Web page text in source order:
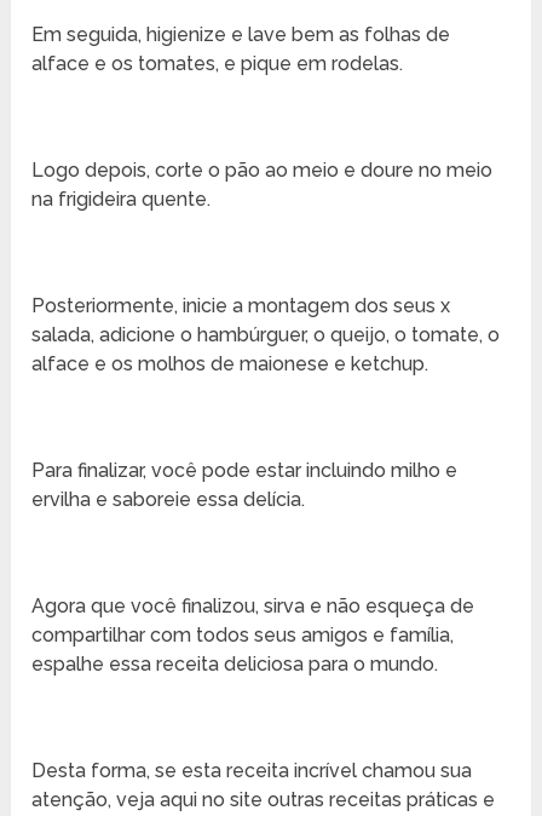
Em seguida, higienize e lave bem as folhas de
alface e os tomates, e pique em rodelas.
Logo depois, corte o pão ao meio e doure no meio
na frigideira quente.
Posteriormente, inicie a montagem dos seus x
salada, adicione o hambúrguer, o queijo, o tomate, o
alface e os molhos de maionese e ketchup.
Para finalizar, você pode estar incluindo milho e
ervilha e saboreie essa delícia.
Agora que você finalizou, sirva e não esqueça de
compartilhar com todos seus amigos e família,
espalhe essa receita deliciosa para o mundo.
Desta forma, se esta receita incrível chamou sua
atenção, veja aqui no site outras receitas práticas e